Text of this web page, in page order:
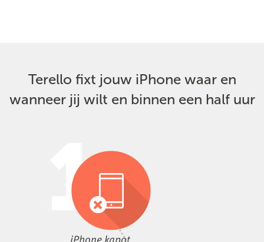
Terello fixt jouw iPhone waar en
wanneer jij wilt en binnen een half uur